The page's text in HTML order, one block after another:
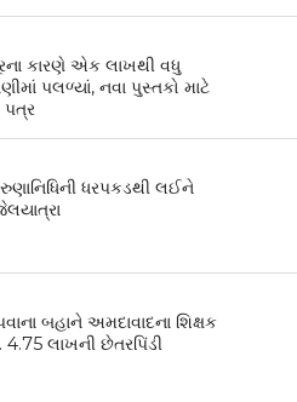
કારણે એક લાખથી વધુ
પલળ્યાં, નવા પુસ્તકો માટે
પત્ર
ધરપકડથી લઈને
બહાને અમદાવાદના શિક્ષક
લાખની છેતરપિંડી